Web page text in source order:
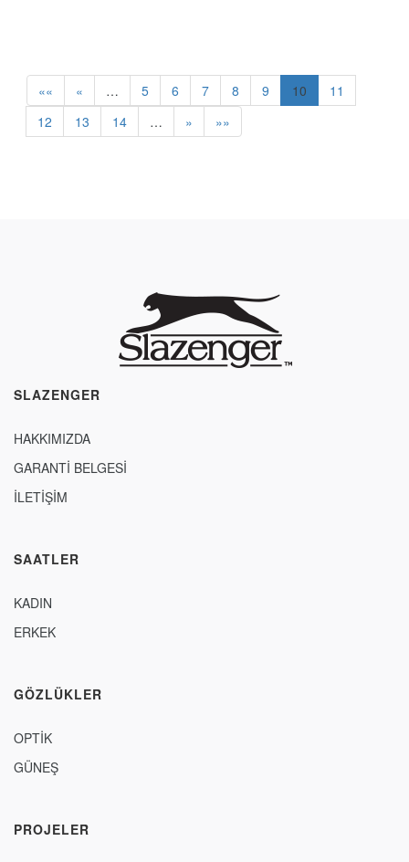
«« « … 5 6 7 8 9 10
11
12
13 14 … » »»
SLAZENGER
HAKKIMIZDA
GARANTİ BELGESİ
İLETİŞİM
SAATLER
KADIN
ERKEK
GÖZLÜKLER
OPTİK
GÜNEŞ
PROJELER